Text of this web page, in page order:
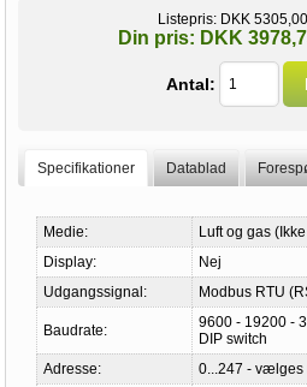
Listepris: DKK
Din pris: DKK
Antal:
Specifikationer Datablad
Medie:
Luft og gas
Display:
Nej
Udgangssignal:
Modbus RTU
Baudrate:
9600 - 19200 -
DIP switch
Adresse:
0...247 - vælges